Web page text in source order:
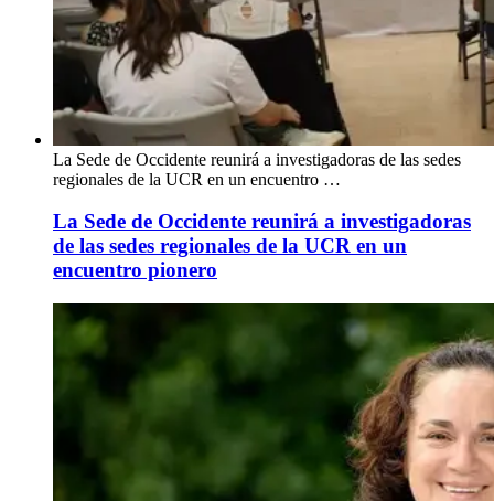
La Sede de Occidente reunirá a investigadoras de las sedes
regionales de la UCR en un encuentro …
La Sede de Occidente reunirá a investigadoras
de las sedes regionales de la UCR en un
encuentro pionero